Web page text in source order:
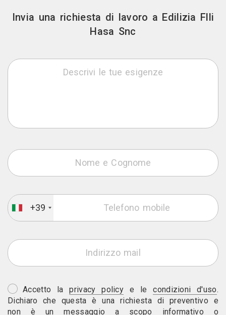
Invia una richiesta di lavoro a Edilizia Flli
Hasa Snc
+39
Accetto laprivacy policy e lecondizioni d'uso.
Dichiaro che questa è una richiesta di preventivo e
non è un messaggio a scopo informativo o